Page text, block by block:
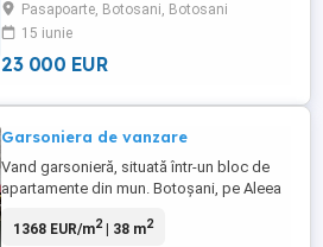
Pasapoarte, Botosani, Botosani
15 iunie
23 000 EUR
Garsoniera de vanzare
Vand garsonieră, situată într-un bloc de
apartamente din mun. Botoșani, pe Aleea
liniștită și bine poziționată. Garsoniera are
1368 EUR/m2| 38 m2